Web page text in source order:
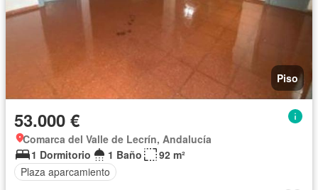
Piso
53.000 €
Comarca del Valle de Lecrín, Andalucía
1 Dormitorio
1 Baño
92 m²
Plaza aparcamiento